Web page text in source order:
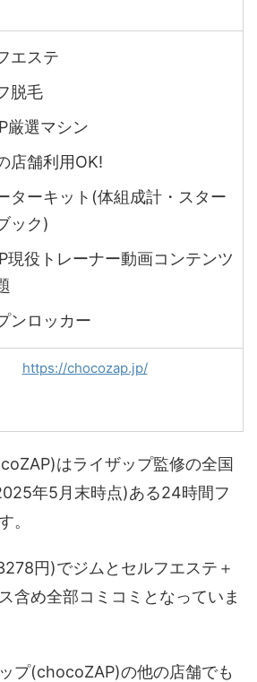
エステ
脱毛
厳選マシン
店舗利用OK!
ターキット(体組成計・スター
ック)
現役トレーナー動画コンテンツ
ンロッカー
https://chocozap.jp/
はライザップ監修の全国
年5月末時点)ある24時間フ
。
円)でジムとセルフエステ＋
含め全部コミコミとなっていま
プ(chocoZAP)の他の店舗でも